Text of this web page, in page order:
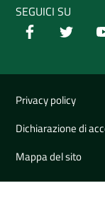
SEGUICI SU
Small
prints
Useful
Privacy policy
Dichiarazione di
Mappa del sito